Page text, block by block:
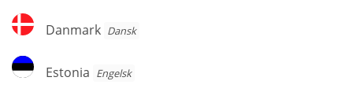
Danmark
Danmark Dansk
Estonia
Estonia Engelsk